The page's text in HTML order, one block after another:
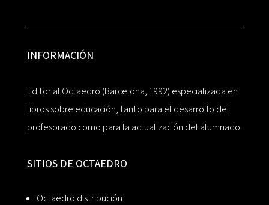
INFORMACIÓN
Editorial Octaedro (Barcelona, 1992) especializada en
libros sobre educación, tanto para el desarrollo del
profesorado como para la actualización del alumnado.
SITIOS DE OCTAEDRO
Octaedro distribución